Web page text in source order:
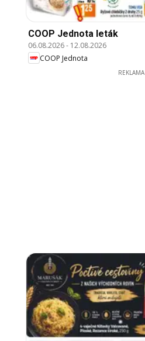
COOP Jednota leták
06.08.2026- 12.08.2026
COOP Jednota
REKLAMA